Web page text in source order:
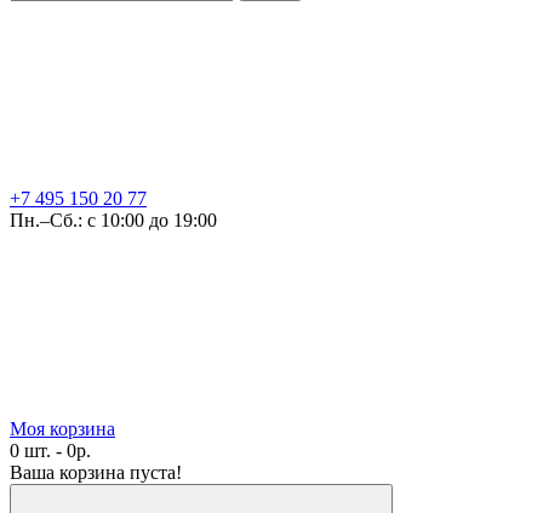
+7 495 150 20 77
Пн.–Сб.: с 10:00 до 19:00
Моя корзина
0 шт. - 0р.
Ваша корзина пуста!